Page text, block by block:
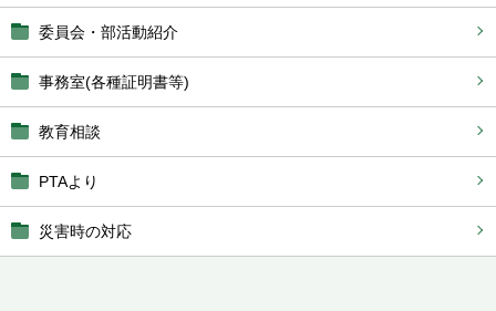
委員会・部活動紹介
事務室(各種証明書等)
教育相談
PTAより
災害時の対応